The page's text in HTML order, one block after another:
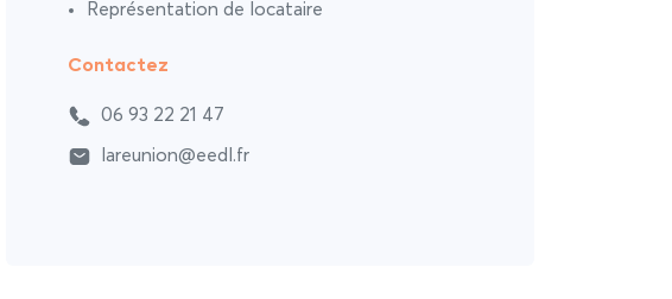
Représentation de locataire
Contactez
06 93 22 21 47
lareunion@eedl.fr